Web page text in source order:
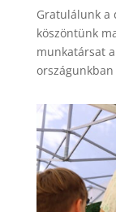
Gratulálunk a
köszöntünk
munkatársat
országunkban